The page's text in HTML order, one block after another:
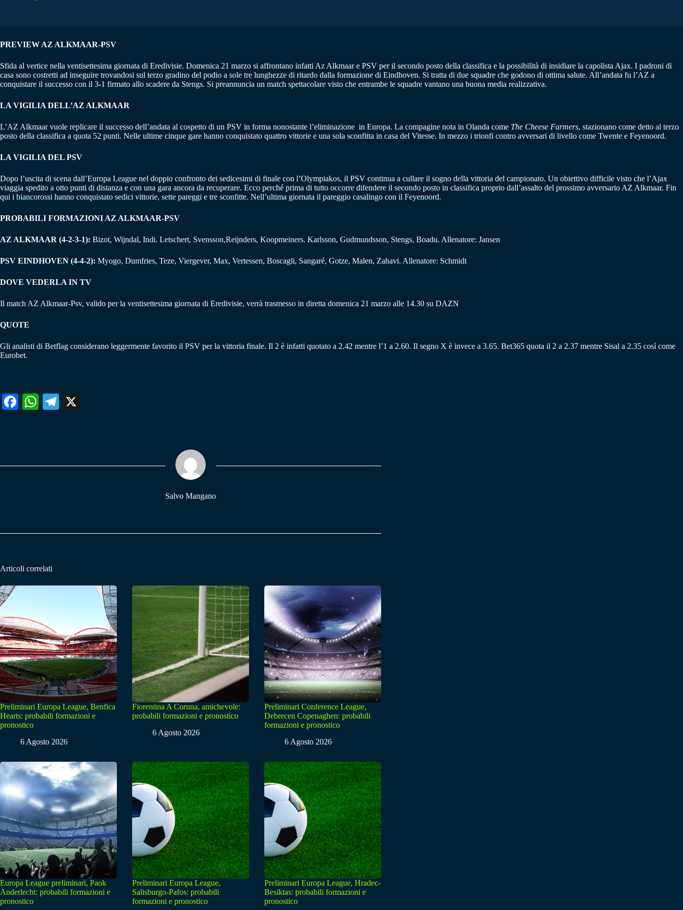
PREVIEW AZ ALKMAAR-PSV
Sfida al vertice nella ventisettesima giornata di Eredivisie. Domenica 21 marzo si affrontano infatti Az Alkmaar e PSV per il secondo posto della classifica e la possibilità di insidiare la capolista Ajax. I padroni di
casa sono costretti ad inseguire trovandosi sul terzo gradino del podio a sole tre lunghezze di ritardo dalla formazione di Eindhoven. Si tratta di due squadre che godono di ottima salute. All’andata fu l’AZ a
conquistare il successo con il 3-1 firmato allo scadere da Stengs. Si preannuncia un match spettacolare visto che entrambe le squadre vantano una buona media realizzativa.
LA VIGILIA DELL’AZ ALKMAAR
L’AZ Alkmaar vuole replicare il successo dell’andata al cospetto di un PSV in forma nonostante l’eliminazione in Europa. La compagine nota in Olanda come The Cheese Farmers, stazionano come detto al terzo
posto della classifica a quota 52 punti. Nelle ultime cinque gare hanno conquistato quattro vittorie e una sola sconfitta in casa del Vitesse. In mezzo i trionfi contro avversari di livello come Twente e Feyenoord.
LA VIGILIA DEL PSV
Dopo l’uscita di scena dall’Europa League nel doppio confronto dei sedicesimi di finale con l’Olympiakos, il PSV continua a cullare il sogno della vittoria del campionato. Un obiettivo difficile visto che l’Ajax
viaggia spedito a otto punti di distanza e con una gara ancora da recuperare. Ecco perché prima di tutto occorre difendere il secondo posto in classifica proprio dall’assalto del prossimo avversario AZ Alkmaar. Fin
qui i biancorossi hanno conquistato sedici vittorie, sette pareggi e tre sconfitte. Nell’ultima giornata il pareggio casalingo con il Feyenoord.
PROBABILI FORMAZIONI AZ ALKMAAR-PSV
AZ ALKMAAR (4-2-3-1): Bizot, Wijndal, Indi. Letschert, Svensson,Reijnders, Koopmeiners. Karlsson, Gudmundsson, Stengs, Boadu. Allenatore: Jansen
PSV EINDHOVEN (4-4-2): Myogo, Dumfries, Teze, Viergever, Max, Vertessen, Boscagli, Sangaré, Gotze, Malen, Zahavi. Allenatore: Schmidt
DOVE VEDERLA IN TV
Il match AZ Alkmaar-Psv, valido per la ventisettesima giornata di Eredivisie, verrà trasmesso in diretta domenica 21 marzo alle 14.30 su DAZN
QUOTE
Gli analisti di Betflag considerano leggermente favorito il PSV per la vittoria finale. Il 2 è infatti quotato a 2.42 mentre l’1 a 2.60. Il segno X è invece a 3.65. Bet365 quota il 2 a 2.37 mentre Sisal a 2.35 così come
Eurobet.
Fa W
pp
Te
m
Salvo Mangano
Articoli correlati
Preliminari Europa League, Benfica
Hearts: probabili formazioni e
pronostico
6 Agosto 2026
Fiorentina A Coruna, amichevole:
probabili formazioni e pronostico
6 Agosto 2026
Preliminari Conference League,
Debrecen Copenaghen: probabili
formazioni e pronostico
6 Agosto 2026
Europa League preliminari, Paok
Anderlecht: probabili formazioni e
pronostico
Preliminari Europa League,
Salisburgo-Pafos: probabili
formazioni e pronostico
Preliminari Europa League, Hradec-
Besiktas: probabili formazioni e
pronostico